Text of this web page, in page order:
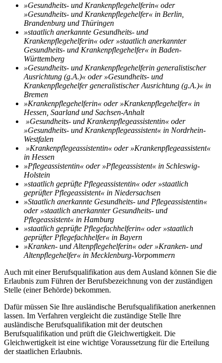
»Gesundheits- und Krankenpflegehelferin« oder
»Gesundheits- und Krankenpflegehelfer« in Berlin,
Brandenburg und Thüringen
»staatlich anerkannte Gesundheits- und
Krankenpflegehelferin« oder »staatlich anerkannter
Gesundheits- und Krankenpflegehelfer« in Baden-
Württemberg
»Gesundheits- und Krankenpflegehelferin generalistischer
Ausrichtung (g.A.)« oder »Gesundheits- und
Krankenpflegehelfer generalistischer Ausrichtung (g.A.)« in
Bremen
»Krankenpflegehelferin« oder »Krankenpflegehelfer« in
Hessen, Saarland und Sachsen-Anhalt
»Gesundheits- und Krankenpflegeassistentin« oder
»Gesundheits- und Krankenpflegeassistent« in Nordrhein-
Westfalen
»Krankenpflegeassistentin« oder »Krankenpflegeassistent«
in Hessen
»Pflegeassistentin« oder »Pflegeassistent« in Schleswig-
Holstein
»staatlich geprüfte Pflegeassistentin« oder »staatlich
geprüfter Pflegeassistent« in Niedersachsen
»Staatlich anerkannte Gesundheits- und Pflegeassistentin«
oder »staatlich anerkannter Gesundheits- und
Pflegeassistent« in Hamburg
»staatlich geprüfte Pflegefachhelferin« oder »staatlich
geprüfter Pflegefachhelfer« in Bayern
»Kranken- und Altenpflegehelferin« oder »Kranken- und
Altenpflegehelfer« in Mecklenburg-Vorpommern
Auch mit einer Berufsqualifikation aus dem Ausland können Sie die
Erlaubnis zum Führen der Berufsbezeichnung von der zuständigen
Stelle (einer Behörde) bekommen.
Dafür müssen Sie Ihre ausländische Berufsqualifikation anerkennen
lassen. Im Verfahren vergleicht die zuständige Stelle Ihre
ausländische Berufsqualifikation mit der deutschen
Berufsqualifikation und prüft die Gleichwertigkeit. Die
Gleichwertigkeit ist eine wichtige Voraussetzung für die Erteilung
der staatlichen Erlaubnis.